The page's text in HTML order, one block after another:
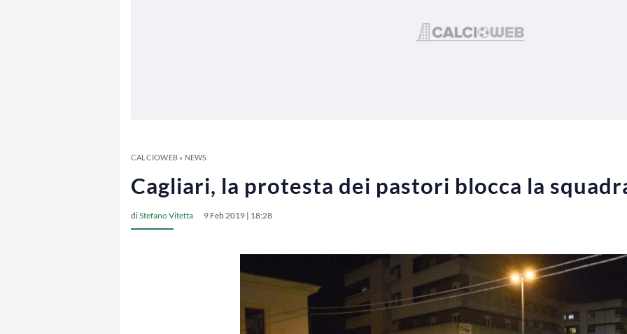
CALCIOWEB» NEWS
Cagliari, la protesta dei pastori blocca la
diStefano Vitetta 9 Feb 2019 | 18:28